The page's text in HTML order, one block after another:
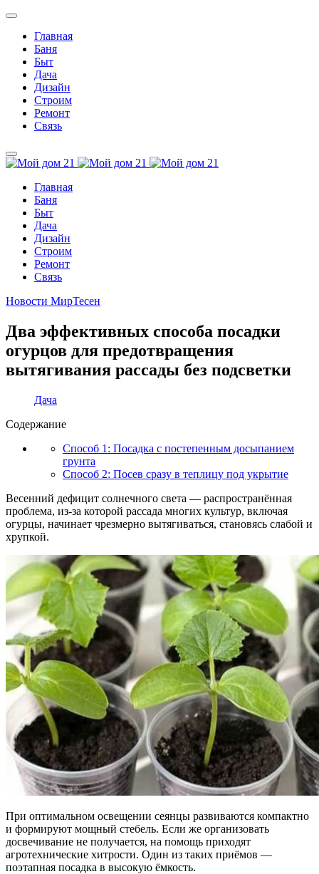
Главная
Баня
Быт
Дача
Дизайн
Строим
Ремонт
Связь
Главная
Баня
Быт
Дача
Дизайн
Строим
Ремонт
Связь
Новости МирТесен
Два эффективных способа посадки
огурцов для предотвращения
вытягивания рассады без подсветки
Дача
Содержание
Способ 1: Посадка с постепенным досыпанием
грунта
Способ 2: Посев сразу в теплицу под укрытие
Весенний дефицит солнечного света — распространённая
проблема, из-за которой рассада многих культур, включая
огурцы, начинает чрезмерно вытягиваться, становясь слабой и
хрупкой.
При оптимальном освещении сеянцы развиваются компактно
и формируют мощный стебель. Если же организовать
досвечивание не получается, на помощь приходят
агротехнические хитрости. Один из таких приёмов —
поэтапная посадка в высокую ёмкость.